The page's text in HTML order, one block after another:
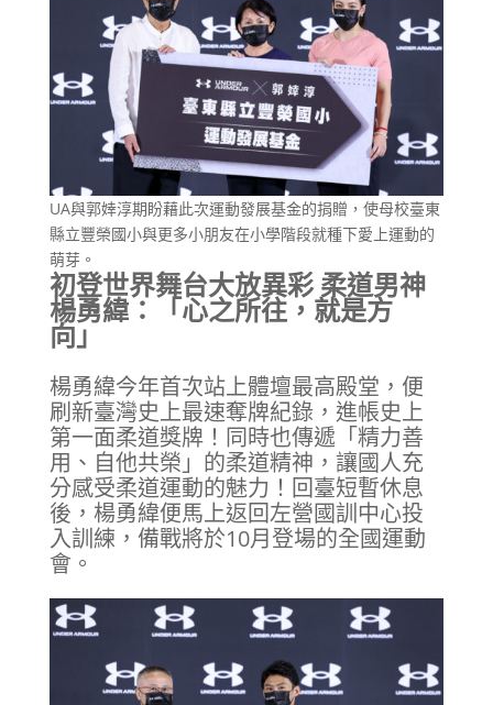
UA與郭婞淳期盼藉此次運動發展基金的捐贈，使母校臺東
縣立豐榮國小與更多小朋友在小學階段就種下愛上運動的
萌芽。
初登世界舞台大放異彩 柔道男神
楊勇緯：「心之所往，就是方
向」
楊勇緯今年首次站上體壇最高殿堂，便
刷新臺灣史上最速奪牌紀錄，進帳史上
第一面柔道獎牌！同時也傳遞「精力善
用、自他共榮」的柔道精神，讓國人充
分感受柔道運動的魅力！回臺短暫休息
後，楊勇緯便馬上返回左營國訓中心投
入訓練，備戰將於10月登場的全國運動
會。